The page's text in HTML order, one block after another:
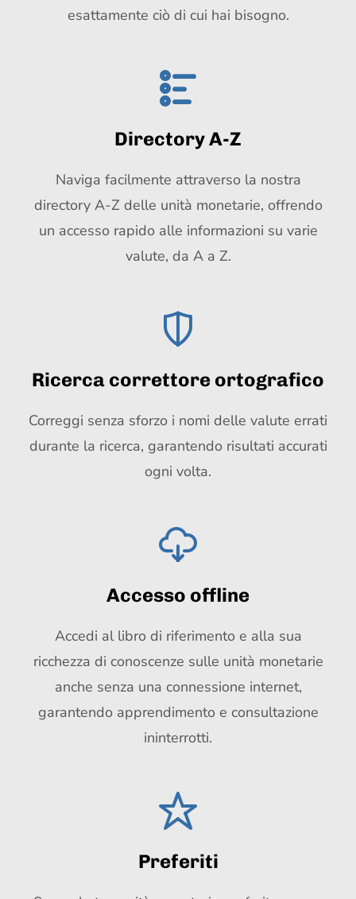
esattamente ciò di cui hai bisogno.
Directory A-Z
Naviga facilmente attraverso la nostra
directory A-Z delle unità monetarie, offrendo
un accesso rapido alle informazioni su varie
valute, da A a Z.
Ricerca correttore ortografico
Correggi senza sforzo i nomi delle valute errati
durante la ricerca, garantendo risultati accurati
ogni volta.
Accesso offline
Accedi al libro di riferimento e alla sua
ricchezza di conoscenze sulle unità monetarie
anche senza una connessione internet,
garantendo apprendimento e consultazione
ininterrotti.
Preferiti